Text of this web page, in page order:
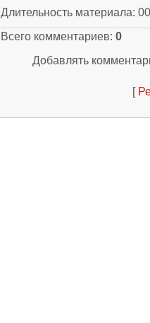
Длительность материала:
Всего комментариев: 0
Добавлять
[